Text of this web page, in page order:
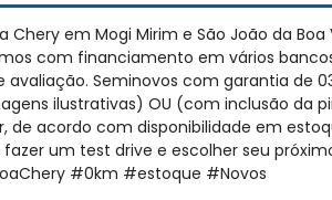
Chery em Mogi Mirim e São João da
com financiamento em vários
avaliação. Seminovos com garantia de
ilustrativas) OU (com inclusão da
de acordo com disponibilidade em
um test drive e escolher seu próximo
#0km #estoque #Novos